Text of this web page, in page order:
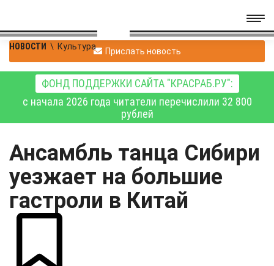
НОВОСТИ \ Культура Прислать новость
ФОНД ПОДДЕРЖКИ САЙТА "КРАСРАБ.РУ":
с начала 2026 года читатели перечислили 32 800
рублей
Ансамбль танца Сибири
уезжает на большие
гастроли в Китай